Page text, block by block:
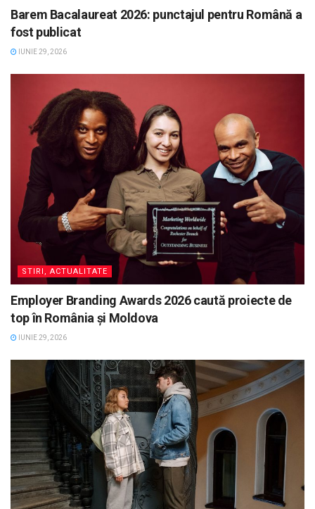
Barem Bacalaureat 2026: punctajul pentru Română a
fost publicat
IUNIE 29, 2026
STIRI, ACTUALITATE
Employer Branding Awards 2026 caută proiecte de
top în România și Moldova
IUNIE 29, 2026